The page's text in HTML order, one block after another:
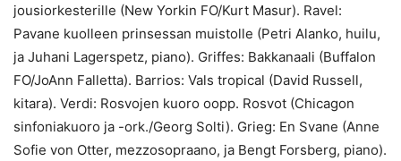
jousiorkesterille (New Yorkin FO/Kurt Masur). Ravel:
Pavane kuolleen prinsessan muistolle (Petri Alanko, huilu,
ja Juhani Lagerspetz, piano). Griffes: Bakkanaali (Buffalon
FO/JoAnn Falletta). Barrios: Vals tropical (David Russell,
kitara). Verdi: Rosvojen kuoro oopp. Rosvot (Chicagon
sinfoniakuoro ja -ork./Georg Solti). Grieg: En Svane (Anne
Sofie von Otter, mezzosopraano, ja Bengt Forsberg, piano).